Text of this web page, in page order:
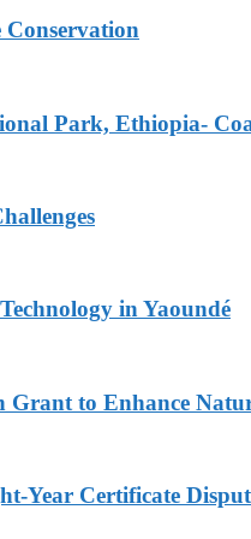
Park, Ethiopia-
in Yaoundé
to Enhance
Year Certificate